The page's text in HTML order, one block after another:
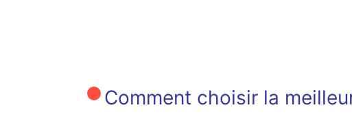
Comment choisir la